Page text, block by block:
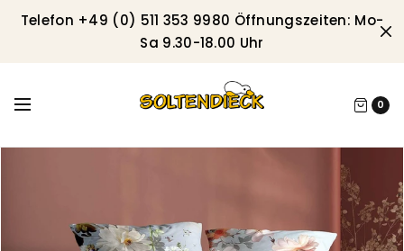
Telefon +49 (0) 511 353 9980 Öffnungszeiten: Mo-
Sa 9.30-18.00 Uhr
0